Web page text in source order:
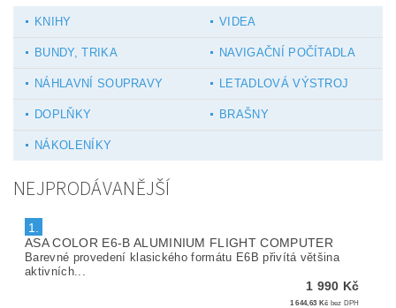
KNIHY VIDEA
BUNDY, TRIKA NAVIGAČNÍ POČÍTADLA
NÁHLAVNÍ SOUPRAVY LETADLOVÁ VÝSTROJ
DOPLŇKY BRAŠNY
NÁKOLENÍKY
NEJPRODÁVANĚJŠÍ
1.
ASA COLOR E6-B ALUMINIUM FLIGHT COMPUTER
Barevné provedení klasického formátu E6B přivítá většina
aktivních...
1 990 Kč
1 644,63 Kč bez DPH